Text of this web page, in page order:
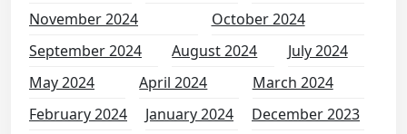
November 2024
October 2024
September 2024
August 2024
July 2024
May 2024
April 2024
March 2024
February 2024
January 2024
December 2023